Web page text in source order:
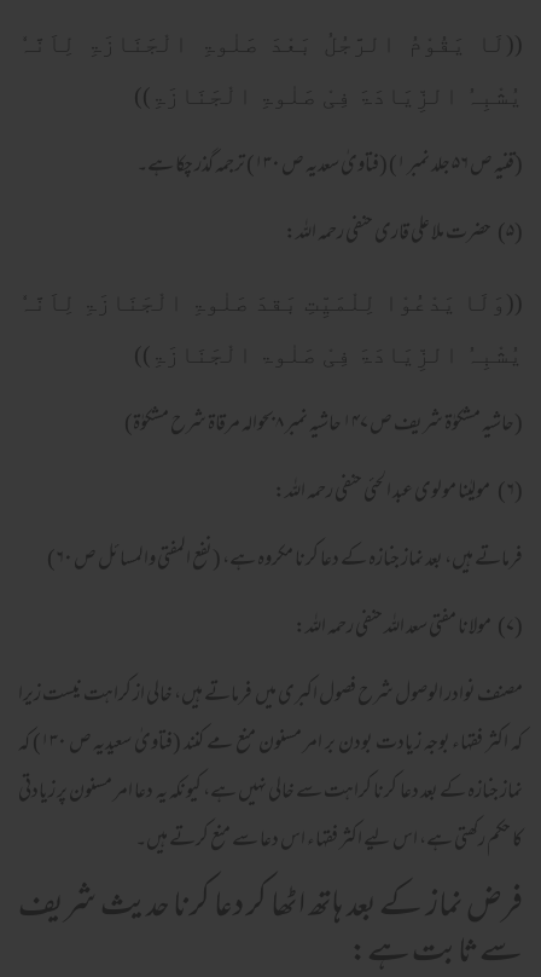
((لَا یَقُوْمُ الرَّجُلُ بَعْدَ صَلٰوۃِ الْجَنَازَۃِ لِاَنَّہٗ
یُشْبِہُ الزِّیَادَۃَ فِیْ صَلٰوۃِ الْجَنَازَۃِ))
(قنیہ ص ۵۶ جلد نمبر ۱) (فتاویٰ سعدیہ ص ۱۳۰) ترجمہ گذر چکا ہے۔
(۵) حضرت ملا علی قاری حنفی رحمہ اللہ:
((وَلَا یَدْعُوْا لِلْمَیِّتِ بَقدَ صَلٰوۃِ الْجَنَازَۃِ لِاَنَّہٗ
یُشْبِہُ الزِّیَادَۃَ فِیْ صَلٰوۃ الْجَنَازَۃِ))
(حاشیہ مشکوٰۃ شریف ص ۱۴۷ حاشیہ نمبر ۸ بحوالہ مرقاۃ شرح مشکوٰۃ)
(۶) مولیٰنا مولوی عبد الحئی حنفی رحمہ اللہ:
فرماتے ہیں، بعد نماز جنازہ کے دعا کرنا مکروہ ہے، (نفع المفتی والمسائل ص ۶۰)
(۷) مولانا مفتی سعد اللہ حنفی رحمہ اللہ:
مصنف نوادر الوصول شرح فصول اکبری میں فرماتے ہیں، خالی از کراہت نیست زیرا
کہ اکثر فقہاء بوجہ زیادت بودن بر امر مسنون منع مے کنند (فتاویٰ سعیدیہ ص ۱۳۰) کہ
نماز جنازہ کے بعد دعا کرنا کراہت سے خالی نہیں ہے، کیونکہ یہ دعا امر مسنون پر زیادتی
کا حکم رکھتی ہے، اس لیے اکثر فقہاء اس دعا سے منع کرتے ہیں۔
فرض نماز کے بعد ہاتھ اٹھا کر دعا کرنا حدیث شریف
سے ثابت ہے: